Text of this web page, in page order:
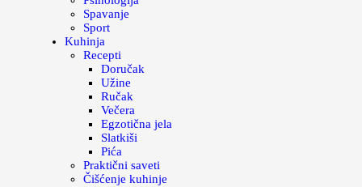
Spavanje
Sport
Kuhinja
Recepti
Doručak
Užine
Ručak
Večera
Egzotična jela
Slatkiši
Pića
Praktični saveti
Čišćenje kuhinje